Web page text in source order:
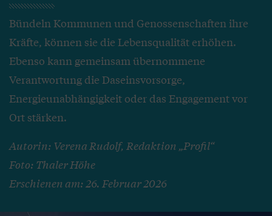
Bündeln Kommunen und Genossenschaften ihre
Kräfte, können sie die Lebensqualität erhöhen.
Ebenso kann gemeinsam übernommene
Verantwortung die Daseinsvorsorge,
Energieunabhängigkeit oder das Engagement vor
Ort stärken.
Autorin: Verena Rudolf, Redaktion „Profil“
Foto: Thaler Höhe
Erschienen am: 26. Februar 2026